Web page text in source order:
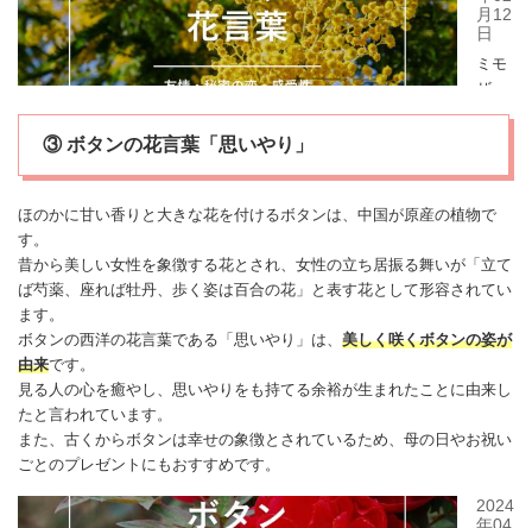
③ ボタンの花言葉「思いやり」
ほのかに甘い香りと大きな花を付けるボタンは、中国が原産の植物で
す。
昔から美しい女性を象徴する花とされ、女性の立ち居振る舞いが「立て
ば芍薬、座れば牡丹、歩く姿は百合の花」と表す花として形容されてい
ます。
ボタンの西洋の花言葉である「思いやり」は、 美しく咲くボタンの姿が
由来です。
見る人の心を癒やし、思いやりをも持てる余裕が生まれたことに由来し
たと言われています。
また、古くからボタンは幸せの象徴とされているため、母の日やお祝い
ごとのプレゼントにもおすすめです。